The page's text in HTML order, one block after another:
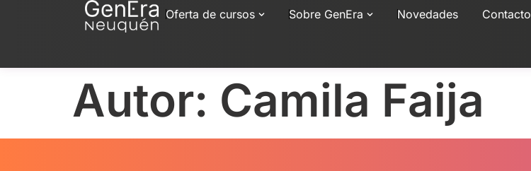
Oferta de cursos Sobre GenEra Novedades Contacto
Autor: Camila Faija